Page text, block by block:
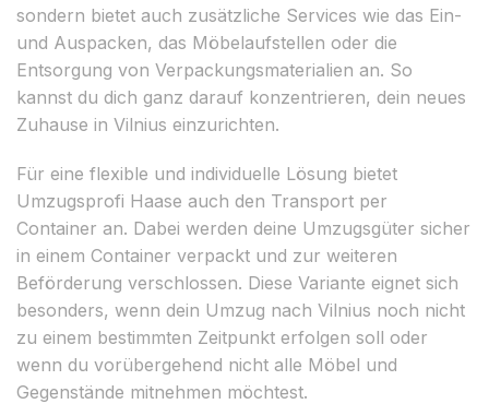
sondern bietet auch zusätzliche Services wie das Ein-
und Auspacken, das Möbelaufstellen oder die
Entsorgung von Verpackungsmaterialien an. So
kannst du dich ganz darauf konzentrieren, dein neues
Zuhause in Vilnius einzurichten.
Für eine flexible und individuelle Lösung bietet
Umzugsprofi Haase auch den Transport per
Container an. Dabei werden deine Umzugsgüter sicher
in einem Container verpackt und zur weiteren
Beförderung verschlossen. Diese Variante eignet sich
besonders, wenn dein Umzug nach Vilnius noch nicht
zu einem bestimmten Zeitpunkt erfolgen soll oder
wenn du vorübergehend nicht alle Möbel und
Gegenstände mitnehmen möchtest.